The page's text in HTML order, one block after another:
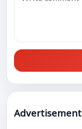
Advertisement